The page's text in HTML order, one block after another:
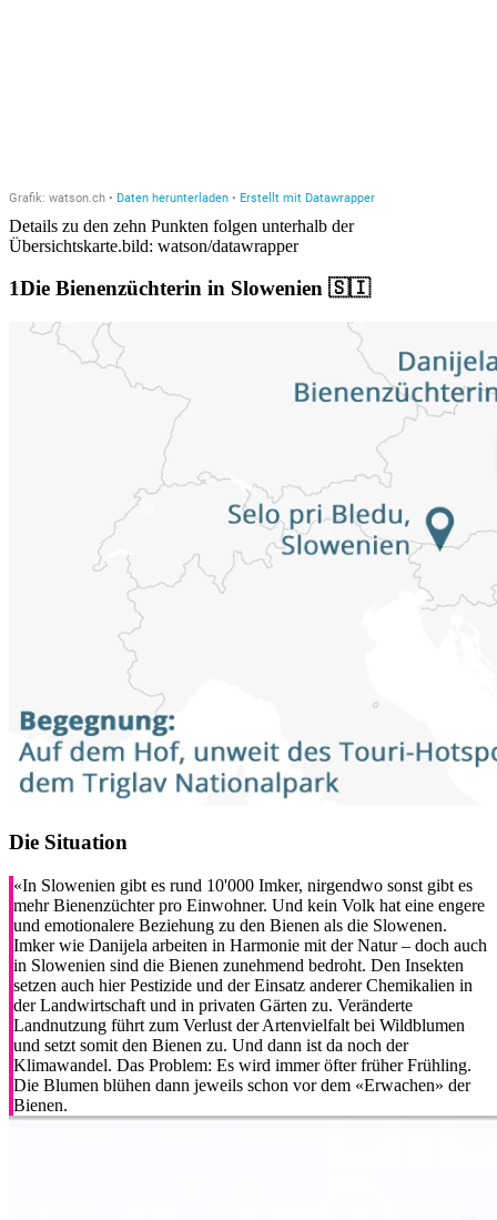
Details zu den zehn Punkten folgen unterhalb der
Übersichtskarte.bild: watson/datawrapper
Die Bienenzüchterin in Slowenien 🇸🇮
Die Situation
«In Slowenien gibt es rund 10'000 Imker, nirgendwo sonst gibt es
mehr Bienenzüchter pro Einwohner. Und kein Volk hat eine engere
und emotionalere Beziehung zu den Bienen als die Slowenen.
Imker wie Danijela arbeiten in Harmonie mit der Natur – doch auch
in Slowenien sind die Bienen zunehmend bedroht. Den Insekten
setzen auch hier Pestizide und der Einsatz anderer Chemikalien in
der Landwirtschaft und in privaten Gärten zu. Veränderte
Landnutzung führt zum Verlust der Artenvielfalt bei Wildblumen
und setzt somit den Bienen zu. Und dann ist da noch der
Klimawandel. Das Problem: Es wird immer öfter früher Frühling.
Die Blumen blühen dann jeweils schon vor dem «Erwachen» der
Bienen.